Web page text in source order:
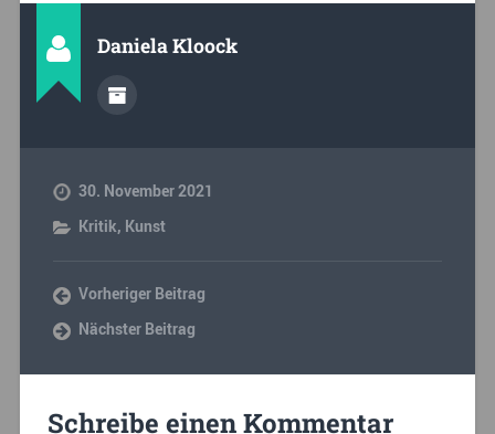
Daniela Kloock
30. November 2021
Kritik, Kunst
Vorheriger Beitrag
Nächster Beitrag
Schreibe einen Kommentar